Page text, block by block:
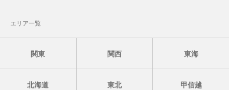
エリア一覧
関東 関西 東海
北海道 東北 甲信越